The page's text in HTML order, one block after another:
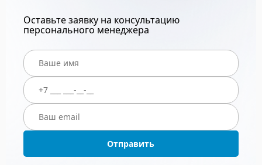
Оставьте заявку на консультацию
персонального менеджера
Отправить